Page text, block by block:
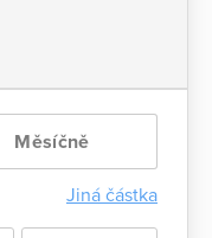
Měsíčně
Jiná částka